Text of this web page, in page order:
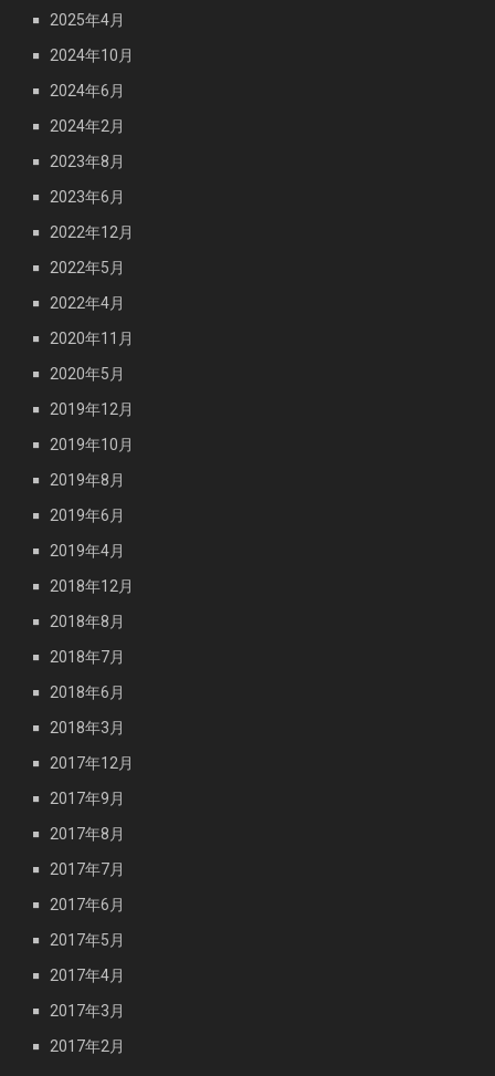
2025年4月
2024年10月
2024年6月
2024年2月
2023年8月
2023年6月
2022年12月
2022年5月
2022年4月
2020年11月
2020年5月
2019年12月
2019年10月
2019年8月
2019年6月
2019年4月
2018年12月
2018年8月
2018年7月
2018年6月
2018年3月
2017年12月
2017年9月
2017年8月
2017年7月
2017年6月
2017年5月
2017年4月
2017年3月
2017年2月